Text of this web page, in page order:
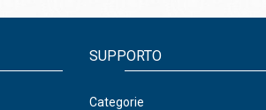
SUPPORTO
Categorie